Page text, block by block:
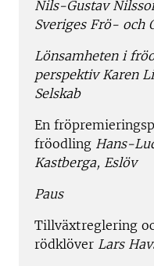
Nils-Gustav
Sveriges Frö- och
Lönsamheten i
perspektiv Karen
Selskab
En
fröodling Hans-
Kastberga, Eslöv
Paus
Tillväxtreglering
rödklöver Lars